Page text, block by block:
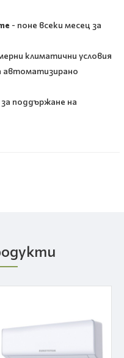
- поне всеки месец за
климатични условия
автоматизирано
за поддържане на